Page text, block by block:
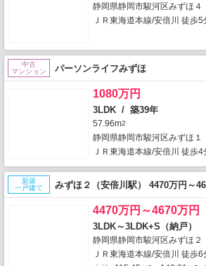
静岡県静岡市駿河区みずほ４
ＪＲ東海道本線/安倍川 徒歩5
中古
マンション
パーソンライフみずほ
1080万円
3LDK / 築39年
57.96m2
静岡県静岡市駿河区みずほ１
ＪＲ東海道本線/安倍川 徒歩4
新築
一戸建て
みずほ２（安倍川駅） 4470万円～
4470万円～4670万円
3LDK～3LDK+S（納戸）
静岡県静岡市駿河区みずほ２
ＪＲ東海道本線/安倍川 徒歩6